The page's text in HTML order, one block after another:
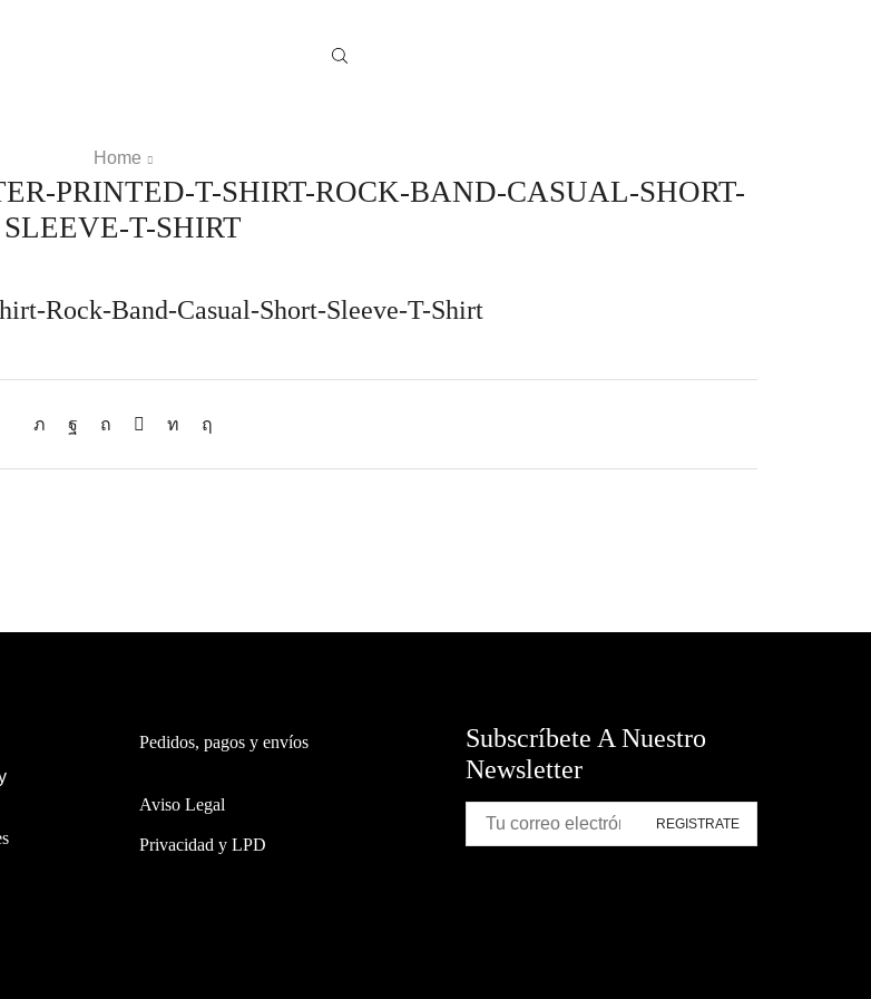
Home
PRINTED-T-SHIRT-ROCK-BAND-CASUAL-SHORT-
SLEEVE-T-SHIRT
Rock-Band-Casual-Short-Sleeve-T-Shirt
Pedidos, pagos y envíos
Aviso Legal
Privacidad y LPD
Subscríbete A Nuestro
Newsletter